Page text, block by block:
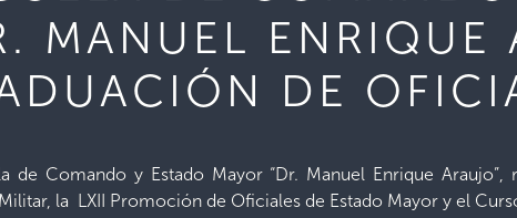
MANUEL ENRIQUE
DE
de Comando y Estado Mayor “Dr. Manuel Enrique
la LXII Promoción de Oficiales de Estado Mayor y el